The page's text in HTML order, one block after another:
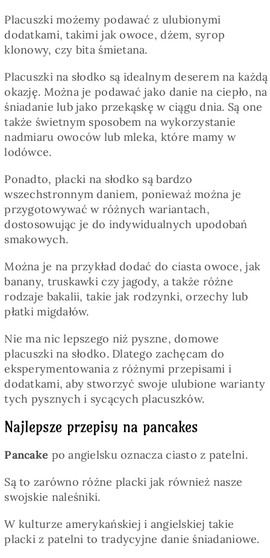
Placuszki możemy podawać z ulubionymi
dodatkami, takimi jak owoce, dżem, syrop
klonowy, czy bita śmietana.
Placuszki na słodko są idealnym deserem na każdą
okazję. Można je podawać jako danie na ciepło, na
śniadanie lub jako przekąskę w ciągu dnia. Są one
także świetnym sposobem na wykorzystanie
nadmiaru owoców lub mleka, które mamy w
lodówce.
Ponadto, placki na słodko są bardzo
wszechstronnym daniem, ponieważ można je
przygotowywać w różnych wariantach,
dostosowując je do indywidualnych upodobań
smakowych.
Można je na przykład dodać do ciasta owoce, jak
banany, truskawki czy jagody, a także różne
rodzaje bakalii, takie jak rodzynki, orzechy lub
płatki migdałów.
Nie ma nic lepszego niż pyszne, domowe
placuszki na słodko. Dlatego zachęcam do
eksperymentowania z różnymi przepisami i
dodatkami, aby stworzyć swoje ulubione warianty
tych pysznych i sycących placuszków.
Najlepsze przepisy na pancakes
Pancake po angielsku oznacza ciasto z patelni.
Są to zarówno różne placki jak również nasze
swojskie naleśniki.
W kulturze amerykańskiej i angielskiej takie
placki z patelni to tradycyjne danie śniadaniowe.